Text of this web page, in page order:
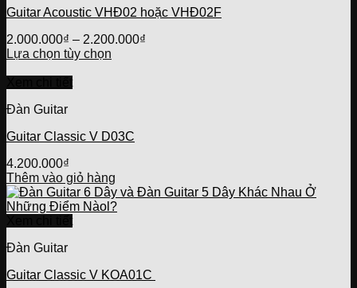
Guitar Acoustic VHĐ02 hoặc VHĐ02F
2.000.000₫ – 2.200.000₫
Lựa chọn tùy chọn
có
biến
Các
tùy
chọn
có
thể
được
chọn
trên
trang
Đàn Guitar
Guitar Classic V D03C
4.200.000₫
Thêm vào giỏ hàng
Đàn Guitar
Guitar Classic V KOA01C